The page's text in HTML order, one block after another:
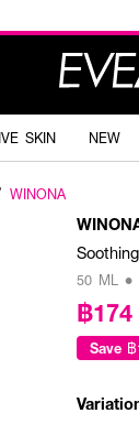
SKIN NEW
WINONA
50 ML •
฿174
Save ฿